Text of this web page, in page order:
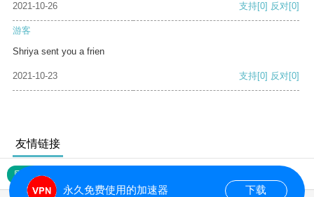
2021-10-26 支持[0] 反对[0]
游客
Shriya sent you a frien
2021-10-23 支持[0] 反对[0]
友情链接
网站地图
永久免费使用的加速器 下载